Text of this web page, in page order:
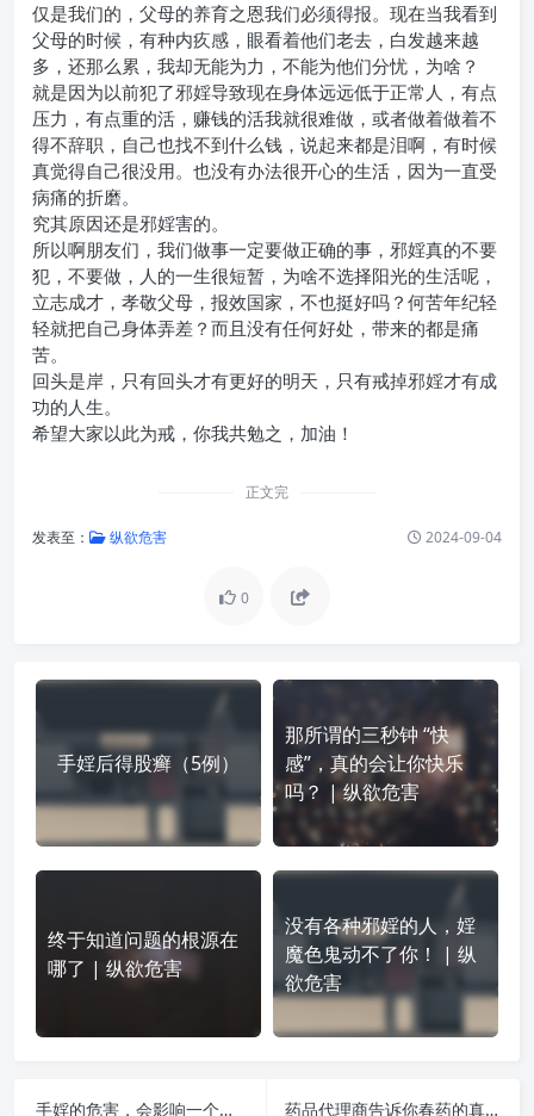
仅是我们的，父母的养育之恩我们必须得报。现在当我看到
父母的时候，有种内疚感，眼看着他们老去，白发越来越
多，还那么累，我却无能为力，不能为他们分忧，为啥？
就是因为以前犯了邪婬导致现在身体远远低于正常人，有点
压力，有点重的活，赚钱的活我就很难做，或者做着做着不
得不辞职，自己也找不到什么钱，说起来都是泪啊，有时候
真觉得自己很没用。也没有办法很开心的生活，因为一直受
病痛的折磨。
究其原因还是邪婬害的。
所以啊朋友们，我们做事一定要做正确的事，邪婬真的不要
犯，不要做，人的一生很短暂，为啥不选择阳光的生活呢，
立志成才，孝敬父母，报效国家，不也挺好吗？何苦年纪轻
轻就把自己身体弄差？而且没有任何好处，带来的都是痛
苦。
回头是岸，只有回头才有更好的明天，只有戒掉邪婬才有成
功的人生。
希望大家以此为戒，你我共勉之，加油！
正文完
发表至： 纵欲危害 2024-09-04
0
手婬后得股癣（5例）
那所谓的三秒钟 “快
感”，真的会让你快乐
吗？ | 纵欲危害
终于知道问题的根源在
哪了 | 纵欲危害
没有各种邪婬的人，婬
魔色鬼动不了你！ | 纵
欲危害
手婬的危害，会影响一个人的精力、脑力、容貌气质 | 纵欲危害
药品代理商告诉你春药的真相 | 纵欲危害